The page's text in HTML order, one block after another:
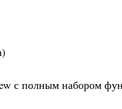
с полным набором